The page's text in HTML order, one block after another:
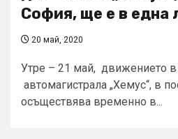
София, ще е в една
20 май, 2020
Утре – 21 май, движението в
автомагистрала „Хемус“, в
осъществява временно в...